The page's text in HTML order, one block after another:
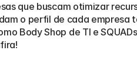
que buscam otimizar
o perfil de cada empresa
Body Shop de TI e